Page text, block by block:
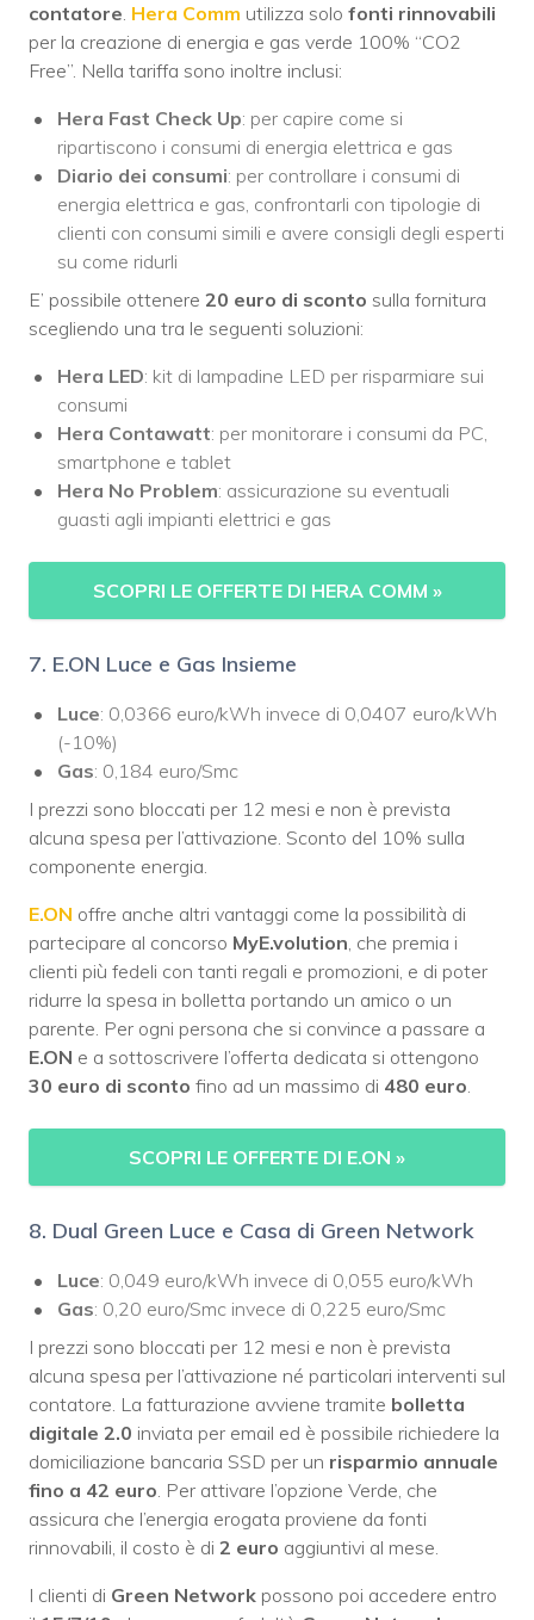
contatore. Hera Comm utilizza solo fonti rinnovabili
per la creazione di energia e gas verde 100% “CO2
Free”. Nella tariffa sono inoltre inclusi:
Hera Fast Check Up: per capire come si
ripartiscono i consumi di energia elettrica e gas
Diario dei consumi: per controllare i consumi di
energia elettrica e gas, confrontarli con tipologie di
clienti con consumi simili e avere consigli degli esperti
su come ridurli
E’ possibile ottenere 20 euro di sconto sulla fornitura
scegliendo una tra le seguenti soluzioni:
Hera LED: kit di lampadine LED per risparmiare sui
consumi
Hera Contawatt: per monitorare i consumi da PC,
smartphone e tablet
Hera No Problem: assicurazione su eventuali
guasti agli impianti elettrici e gas
SCOPRI LE OFFERTE DI HERA COMM »
7. E.ON Luce e Gas Insieme
Luce: 0,0366 euro/kWh invece di 0,0407 euro/kWh
(-10%)
Gas: 0,184 euro/Smc
I prezzi sono bloccati per 12 mesi e non è prevista
alcuna spesa per l’attivazione. Sconto del 10% sulla
componente energia.
E.ON offre anche altri vantaggi come la possibilità di
partecipare al concorso MyE.volution, che premia i
clienti più fedeli con tanti regali e promozioni, e di poter
ridurre la spesa in bolletta portando un amico o un
parente. Per ogni persona che si convince a passare a
E.ON e a sottoscrivere l’offerta dedicata si ottengono
30 euro di sconto fino ad un massimo di 480 euro.
SCOPRI LE OFFERTE DI E.ON »
8. Dual Green Luce e Casa di Green Network
Luce: 0,049 euro/kWh invece di 0,055 euro/kWh
Gas: 0,20 euro/Smc invece di 0,225 euro/Smc
I prezzi sono bloccati per 12 mesi e non è prevista
alcuna spesa per l’attivazione né particolari interventi sul
contatore. La fatturazione avviene tramite bolletta
digitale 2.0 inviata per email ed è possibile richiedere la
domiciliazione bancaria SSD per un risparmio annuale
fino a 42 euro. Per attivare l’opzione Verde, che
assicura che l’energia erogata proviene da fonti
rinnovabili, il costo è di 2 euro aggiuntivi al mese.
I clienti di Green Network possono poi accedere entro